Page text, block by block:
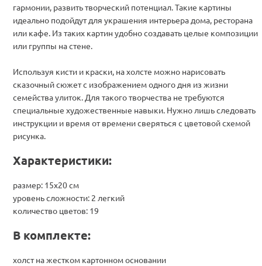
гармонии, развить творческий потенциал. Такие картины
идеально подойдут для украшения интерьера дома, ресторана
или кафе. Из таких картин удобно создавать целые композиции
или группы на стене.
Используя кисти и краски, на холсте можно нарисовать
сказочный сюжет с изображением одного дня из жизни
семейства улиток. Для такого творчества не требуются
специальные художественные навыки. Нужно лишь следовать
инструкции и время от времени сверяться с цветовой схемой
рисунка.
Характеристики:
размер: 15х20 см
уровень сложности: 2 легкий
количество цветов: 19
В комплекте:
холст на жестком картонном основании